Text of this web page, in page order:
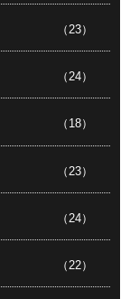
（23）
（24）
（18）
（23）
（24）
（22）